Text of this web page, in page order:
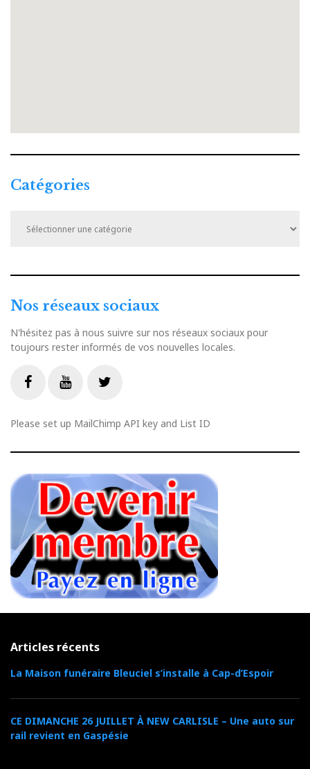
Catégories
Nos réseaux sociaux
N'hésitez pas à nous suivre sur nos réseaux sociaux pour
toujours rester informés de vos nouvelles locales.
Please set up MailChimp API key and List ID
Articles récents
La Maison funéraire Bleuciel s’installe à Cap-d’Espoir
CE DIMANCHE 26 JUILLET À NEW CARLISLE – Une auto sur
rail revient en Gaspésie